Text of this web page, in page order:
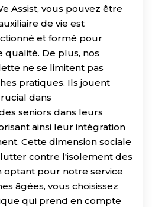
Assist, vous pouvez être
de vie est
et formé pour
De plus, nos
ne se limitent pas
pratiques. Ils jouent
dans
seniors dans leurs
ainsi leur intégration
Cette dimension sociale
contre l'isolement des
optant pour notre service
âgées, vous choisissez
qui prend en compte